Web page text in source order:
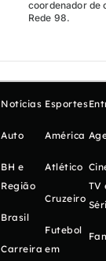
coordenador de
Rede 98.
Notícias
Auto
BH e
Região
Brasil
Carreira
Esportes
América
Atlético
Cruzeiro
Futebol
em
TV